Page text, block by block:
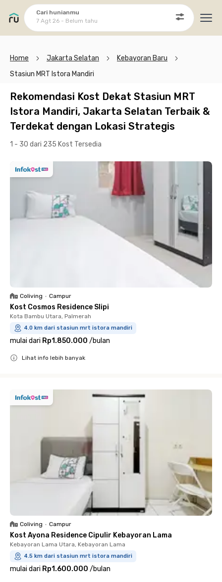
Cari hunianmu
7 Agt 26 - Belum tahu
Home Jakarta Selatan
Kebayoran Baru
Stasiun MRT Istora Mandiri
Rekomendasi Kost Dekat Stasiun MRT
Istora Mandiri, Jakarta Selatan Terbaik &
Terdekat dengan Lokasi Strategis
1 - 30 dari 235 Kost Tersedia
Coliving • Campur
Kost Cosmos Residence Slipi
Kota Bambu Utara, Palmerah
4.0 km dari stasiun mrt istora mandiri
mulai dari Rp1.850.000 /bulan
Lihat info lebih banyak
Coliving • Campur
Kost Ayona Residence Cipulir Kebayoran Lama
Kebayoran Lama Utara, Kebayoran Lama
4.5 km dari stasiun mrt istora mandiri
mulai dari Rp1.600.000 /bulan